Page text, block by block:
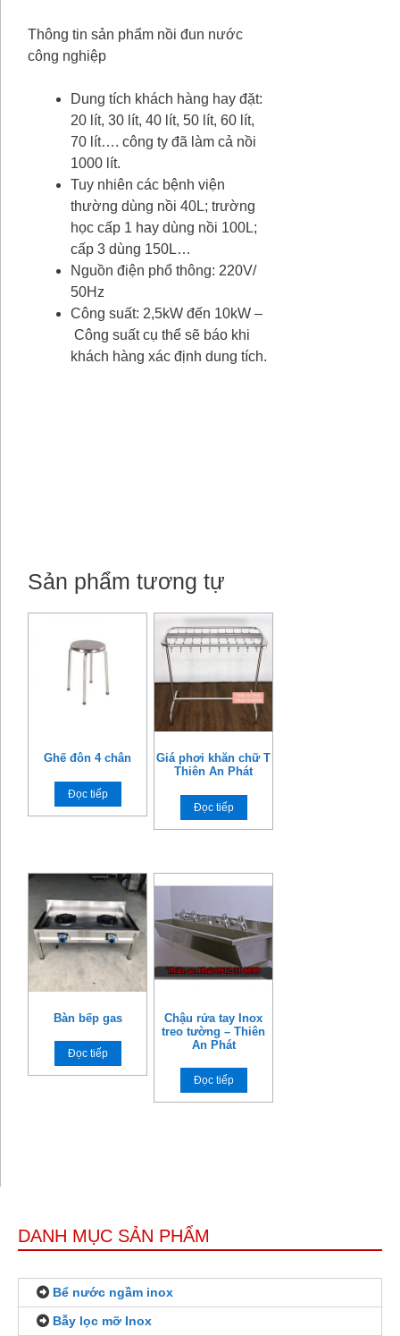
Thông tin sản phẩm nồi đun nước
công nghiệp
Dung tích khách hàng hay đặt:
20 lít, 30 lít, 40 lít, 50 lít, 60 lít,
70 lít…. công ty đã làm cả nồi
1000 lít.
Tuy nhiên các bệnh viện
thường dùng nồi 40L; trường
học cấp 1 hay dùng nồi 100L;
cấp 3 dùng 150L…
Nguồn điện phổ thông: 220V/
50Hz
Công suất: 2,5kW đến 10kW –
Công suất cụ thể sẽ báo khi
khách hàng xác định dung tích.
Sản phẩm tương tự
Ghế đôn 4 chân
Đọc tiếp
Giá phơi khăn chữ T
Thiên An Phát
Đọc tiếp
Bàn bếp gas
Đọc tiếp
Chậu rửa tay Inox
treo tường – Thiên
An Phát
Đọc tiếp
DANH MỤC SẢN PHẨM
Bể nước ngầm inox
Bẫy lọc mỡ Inox